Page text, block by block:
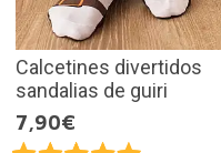
Calcetines divertidos
sandalias de guiri
7,90€